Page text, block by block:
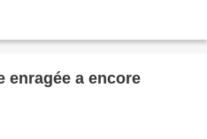
enragée a encore